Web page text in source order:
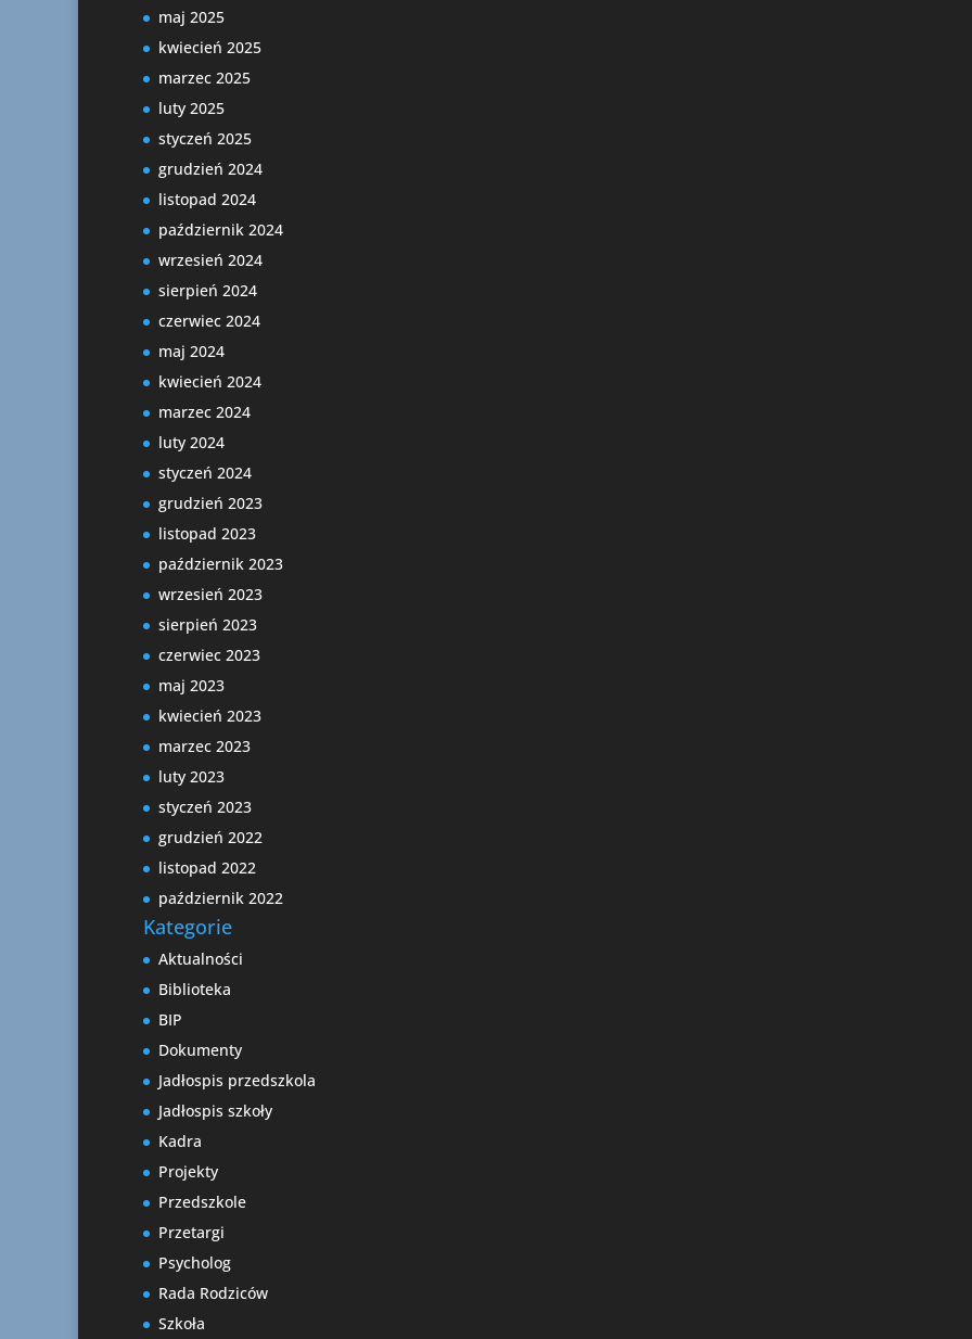
maj 2025
kwiecień 2025
marzec 2025
luty 2025
styczeń 2025
grudzień 2024
listopad 2024
październik 2024
wrzesień 2024
sierpień 2024
czerwiec 2024
maj 2024
kwiecień 2024
marzec 2024
luty 2024
styczeń 2024
grudzień 2023
listopad 2023
październik 2023
wrzesień 2023
sierpień 2023
czerwiec 2023
maj 2023
kwiecień 2023
marzec 2023
luty 2023
styczeń 2023
grudzień 2022
listopad 2022
październik 2022
Kategorie
Aktualności
Biblioteka
BIP
Dokumenty
Jadłospis przedszkola
Jadłospis szkoły
Kadra
Projekty
Przedszkole
Przetargi
Psycholog
Rada Rodziców
Szkoła